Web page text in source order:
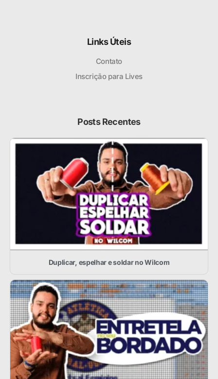
Links Úteis
Contato
Inscrição para Lives
Posts Recentes
Duplicar, espelhar e soldar no Wilcom